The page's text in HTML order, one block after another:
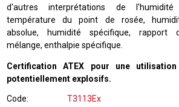
d'autres interprétations de
température du point de rosée,
absolue, humidité spécifique, rapport
mélange, enthalpie spécifique.
Certification ATEX pour une
potentiellement explosifs.
Code
T3113Ex